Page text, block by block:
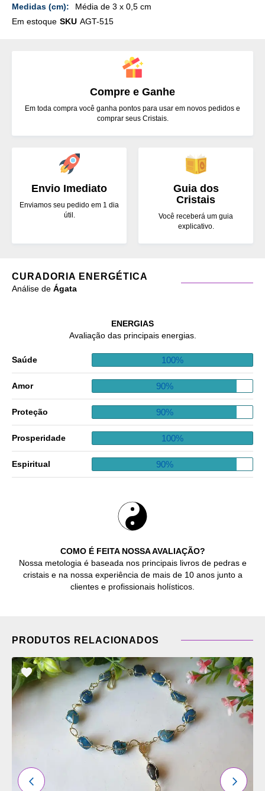
Média de 3 x 0,5 cm
Em estoque SKU AGT-515
Envio Imediato
Enviamos seu pedido em 1 dia
útil.
Compre e Ganhe
Em toda compra você ganha pontos para usar em novos pedidos e
comprar seus Cristais.
Guia dos
Cristais
Você receberá um guia
explicativo.
CURADORIA ENERGÉTICA
Análise de Ágata
COMO É FEITA NOSSA AVALIAÇÃO?
Nossa metologia é baseada nos principais livros de pedras e
cristais e na nossa experiência de mais de 10 anos junto a
clientes e profissionais holísticos.
ENERGIAS
Avaliação das principais energias.
Saúde 100%
Amor 90%
Proteção 90%
Prosperidade 100%
Espiritual 90%
PRODUTOS RELACIONADOS
ADICIONAR
FAVORITOS
ANTERIOR